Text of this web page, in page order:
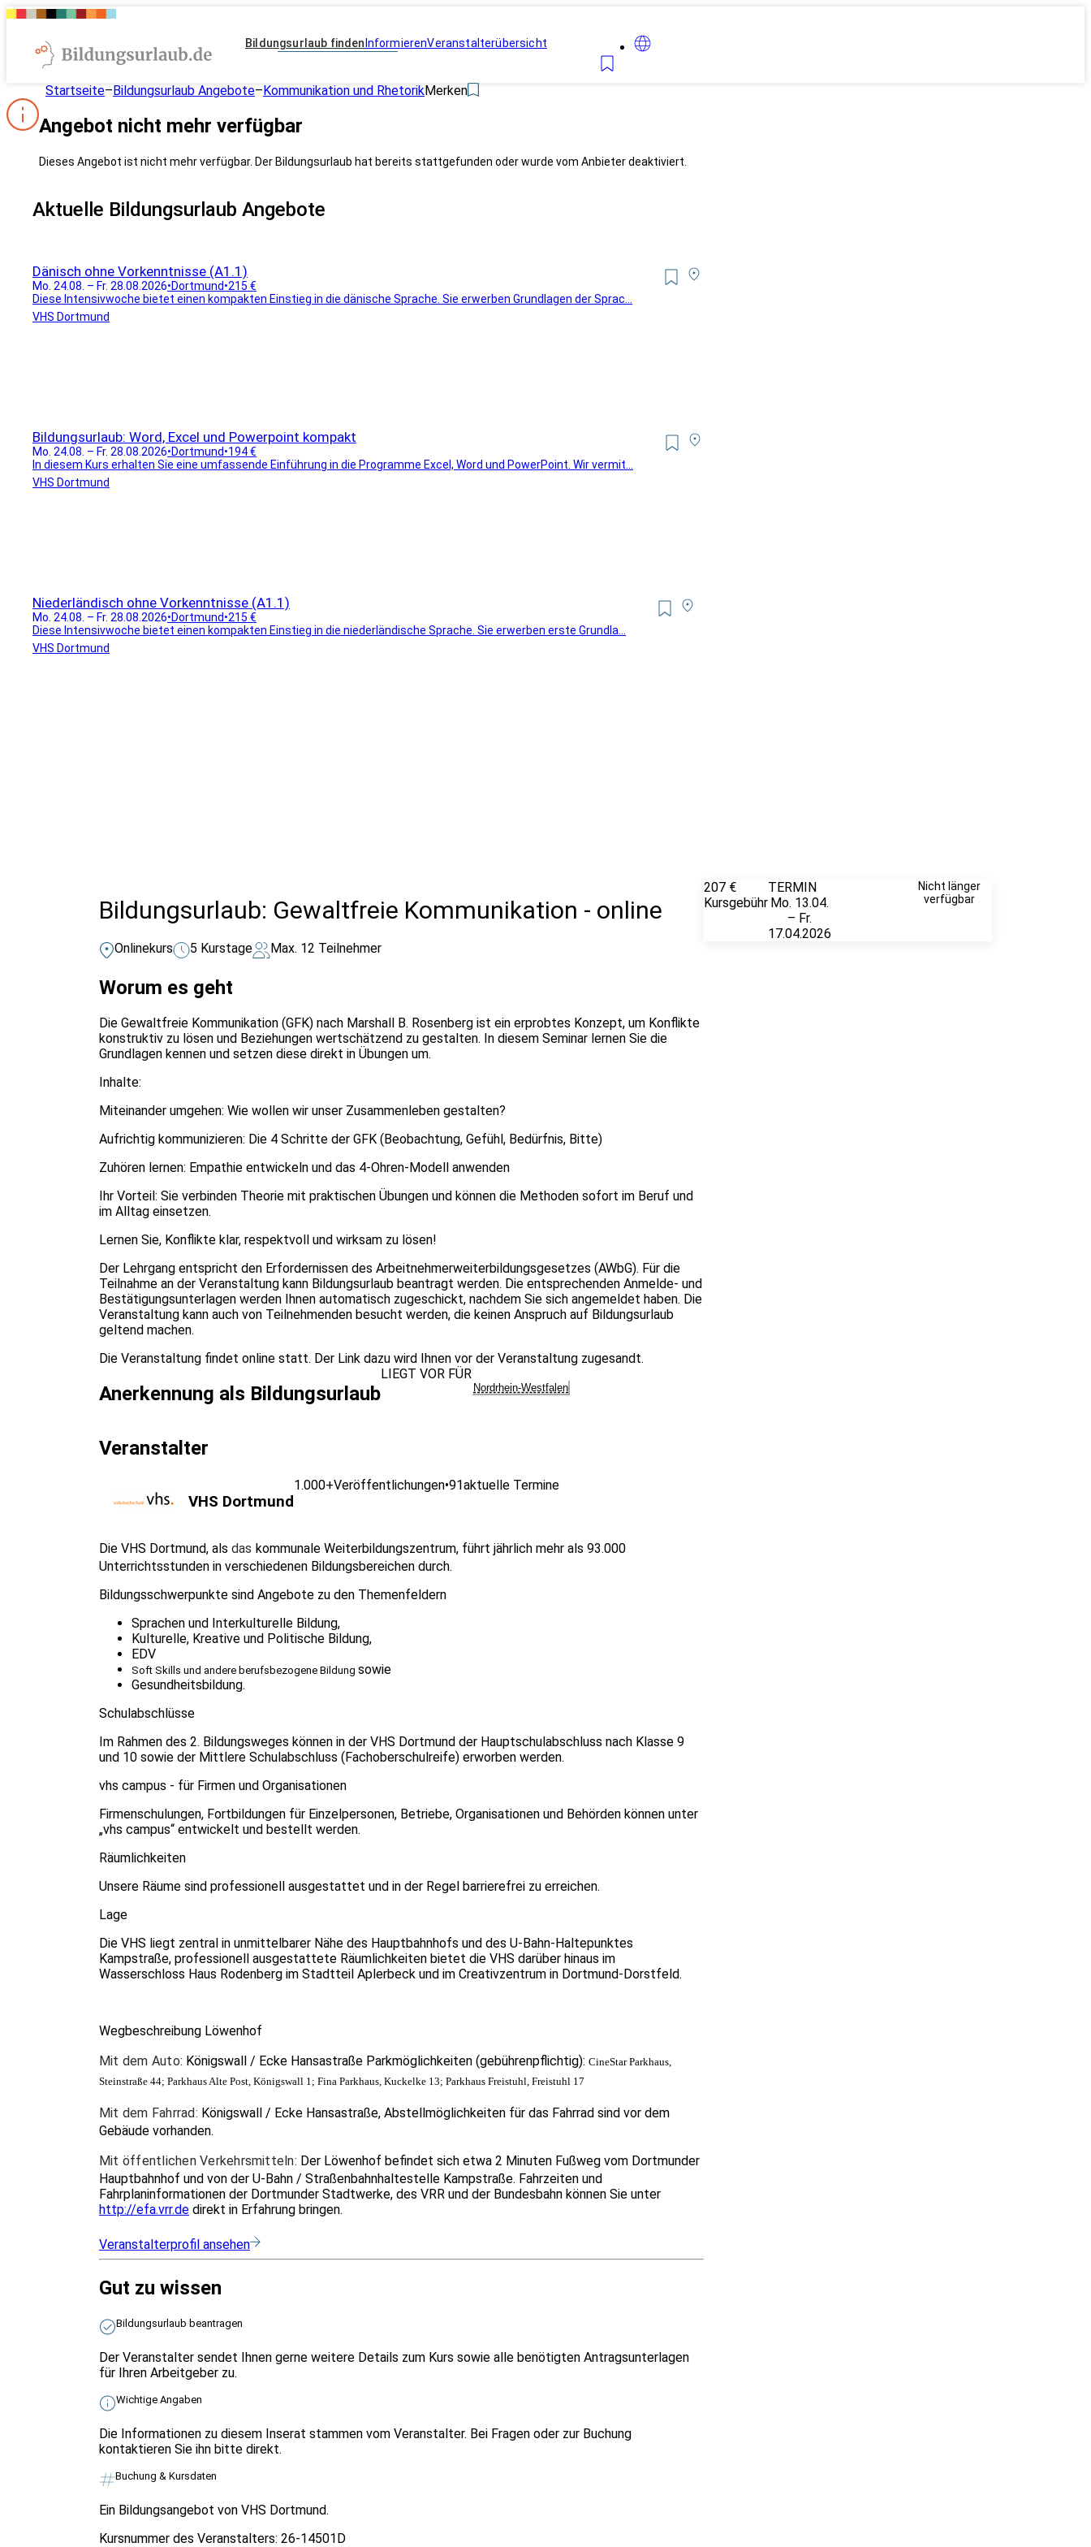
Bildungsurlaub finden InformierenVeranstalterübersicht
Startseite–Bildungsurlaub Angebote–Kommunikation und RhetorikMerken
Angebot nicht mehr verfügbar
Dieses Angebot ist nicht mehr verfügbar. Der Bildungsurlaub hat bereits stattgefunden oder wurde vom Anbieter deaktiviert.
Aktuelle Bildungsurlaub Angebote
Dänisch ohne Vorkenntnisse (A1.1)
Mo. 24.08. – Fr. 28.08.2026•Dortmund•215 €
Diese Intensivwoche bietet einen kompakten Einstieg in die dänische Sprache. Sie erwerben Grundlagen der Sprac...
VHS Dortmund
Bildungsurlaub: Word, Excel und Powerpoint kompakt
Mo. 24.08. – Fr. 28.08.2026•Dortmund•194 €
In diesem Kurs erhalten Sie eine umfassende Einführung in die Programme Excel, Word und PowerPoint. Wir vermit...
VHS Dortmund
Niederländisch ohne Vorkenntnisse (A1.1)
Mo. 24.08. – Fr. 28.08.2026•Dortmund•215 €
Diese Intensivwoche bietet einen kompakten Einstieg in die niederländische Sprache. Sie erwerben erste Grundla...
VHS Dortmund
Bildungsurlaub: Gewaltfreie Kommunikation - online
Onlinekurs 5 Kurstage Max. 12 Teilnehmer
Worum es geht
Die Gewaltfreie Kommunikation (GFK) nach Marshall B. Rosenberg ist ein erprobtes Konzept, um Konflikte
konstruktiv zu lösen und Beziehungen wertschätzend zu gestalten. In diesem Seminar lernen Sie die
Grundlagen kennen und setzen diese direkt in Übungen um.
Inhalte:
Miteinander umgehen: Wie wollen wir unser Zusammenleben gestalten?
Aufrichtig kommunizieren: Die 4 Schritte der GFK (Beobachtung, Gefühl, Bedürfnis, Bitte)
Zuhören lernen: Empathie entwickeln und das 4-Ohren-Modell anwenden
Ihr Vorteil: Sie verbinden Theorie mit praktischen Übungen und können die Methoden sofort im Beruf und
im Alltag einsetzen.
Lernen Sie, Konflikte klar, respektvoll und wirksam zu lösen!
Der Lehrgang entspricht den Erfordernissen des Arbeitnehmerweiterbildungsgesetzes (AWbG). Für die
Teilnahme an der Veranstaltung kann Bildungsurlaub beantragt werden. Die entsprechenden Anmelde- und
Bestätigungsunterlagen werden Ihnen automatisch zugeschickt, nachdem Sie sich angemeldet haben. Die
Veranstaltung kann auch von Teilnehmenden besucht werden, die keinen Anspruch auf Bildungsurlaub
geltend machen.
Die Veranstaltung findet online statt. Der Link dazu wird Ihnen vor der Veranstaltung zugesandt.
Anerkennung als Bildungsurlaub
LIEGT VOR FÜR
Nordrhein-Westfalen
Veranstalter
VHS Dortmund
1.000+Veröffentlichungen•91aktuelle Termine
Die VHS Dortmund, als das kommunale Weiterbildungszentrum, führt jährlich mehr als 93.000
Unterrichtsstunden in verschiedenen Bildungsbereichen durch.
Bildungsschwerpunkte sind Angebote zu den Themenfeldern
Sprachen und Interkulturelle Bildung,
Kulturelle, Kreative und Politische Bildung,
EDV
Soft Skills und andere berufsbezogene Bildung sowie
Gesundheitsbildung.
Schulabschlüsse
Im Rahmen des 2. Bildungsweges können in der VHS Dortmund der Hauptschulabschluss nach Klasse 9
und 10 sowie der Mittlere Schulabschluss (Fachoberschulreife) erworben werden.
vhs campus - für Firmen und Organisationen
Firmenschulungen, Fortbildungen für Einzelpersonen, Betriebe, Organisationen und Behörden können unter
„vhs campus“ entwickelt und bestellt werden.
Räumlichkeiten
Unsere Räume sind professionell ausgestattet und in der Regel barrierefrei zu erreichen.
Lage
Die VHS liegt zentral in unmittelbarer Nähe des Hauptbahnhofs und des U-Bahn-Haltepunktes
Kampstraße, professionell ausgestattete Räumlichkeiten bietet die VHS darüber hinaus im
Wasserschloss Haus Rodenberg im Stadtteil Aplerbeck und im Creativzentrum in Dortmund-Dorstfeld.
Wegbeschreibung Löwenhof
Mit dem Auto: Königswall / Ecke Hansastraße Parkmöglichkeiten (gebührenpflichtig):CineStar Parkhaus,
Steinstraße 44; Parkhaus Alte Post, Königswall 1; Fina Parkhaus, Kuckelke 13; Parkhaus Freistuhl, Freistuhl 17
Mit dem Fahrrad: Königswall / Ecke Hansastraße, Abstellmöglichkeiten für das Fahrrad sind vor dem
Gebäude vorhanden.
Mit öffentlichen Verkehrsmitteln: Der Löwenhof befindet sich etwa 2 Minuten Fußweg vom Dortmunder
Hauptbahnhof und von der U-Bahn / Straßenbahnhaltestelle Kampstraße. Fahrzeiten und
Fahrplaninformationen der Dortmunder Stadtwerke, des VRR und der Bundesbahn können Sie unter
http://efa.vrr.de direkt in Erfahrung bringen.
Veranstalterprofil ansehen
Gut zu wissen
Bildungsurlaub beantragen
Der Veranstalter sendet Ihnen gerne weitere Details zum Kurs sowie alle benötigten Antragsunterlagen
für Ihren Arbeitgeber zu.
Wichtige Angaben
Die Informationen zu diesem Inserat stammen vom Veranstalter. Bei Fragen oder zur Buchung
kontaktieren Sie ihn bitte direkt.
Buchung & Kursdaten
Ein Bildungsangebot von VHS Dortmund.
Kursnummer des Veranstalters: 26-14501D
207 €
Kursgebühr
TERMIN
Mo. 13.04.
– Fr.
17.04.2026
Nicht länger
verfügbar